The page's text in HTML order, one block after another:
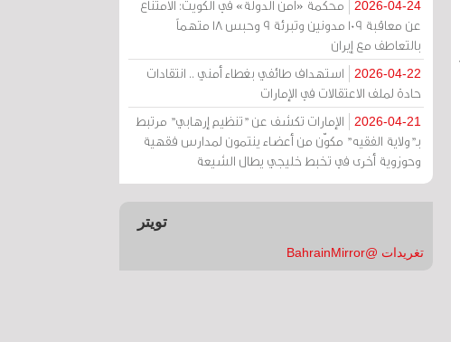
2026-04-24
محكمة «أمن الدولة» في الكويت: الامتناع
عن معاقبة 109 مدونين وتبرئة 9 وحبس 18 متهماً
بالتعاطف مع إيران
2026-04-22
استهداف طائفي بغطاء أمني .. انتقادات
حادة لملف الاعتقالات في الإمارات
2026-04-21
الإمارات تكشف عن "تنظيم إرهابي" مرتبط
بـ"ولاية الفقيه" مكوّن من أعضاء ينتمون لمدارس فقهية
وحوزوية أخرى في تخبط خليجي يطال الشيعة
تويتر
تغريدات @BahrainMirror